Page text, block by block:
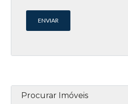
Procurar Imóveis